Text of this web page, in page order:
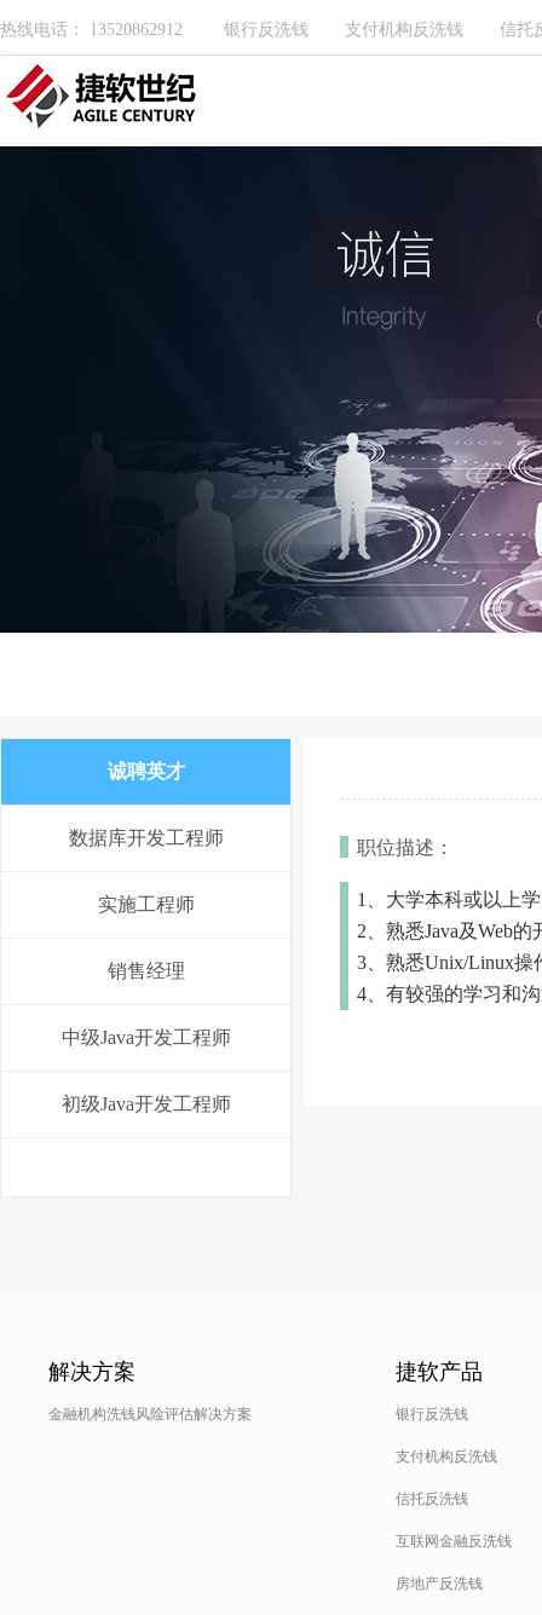
热线电话： 13520862912 银行反洗钱 支付机构反洗钱 信托
诚聘英才
数据库开发工程师
实施工程师
销售经理
中级Java开发工程师
初级Java开发工程师
职位描述：
1、大学本科或以上
2、熟悉Java及Web
3、 熟悉Unix/Linux操
4、 有较强的学习和
解决方案
金融机构洗钱风险评估解决方案
捷软产品
银行反洗钱
支付机构反洗钱
信托反洗钱
互联网金融反洗钱
房地产反洗钱